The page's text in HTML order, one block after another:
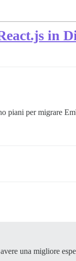
in
per migrare
una migliore